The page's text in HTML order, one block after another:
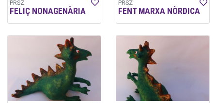
PRSZ
FELIÇ NONAGENÀRIA
PRSZ
FENT MARXA NÒRDICA